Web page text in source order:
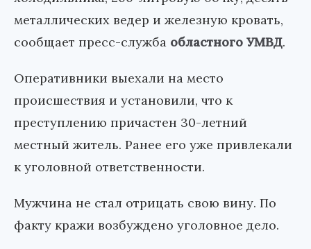
металлических ведер и железную кровать,
сообщает пресс-служба областного УМВД.
Оперативники выехали на место
происшествия и установили, что к
преступлению причастен 30-летний
местный житель. Ранее его уже привлекали
к уголовной ответственности.
Мужчина не стал отрицать свою вину. По
факту кражи возбуждено уголовное дело.